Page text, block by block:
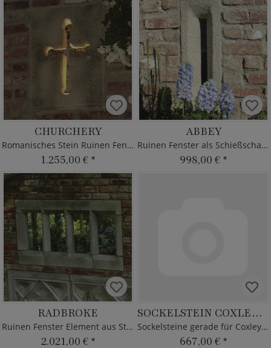
CHURCHERY
Romanisches Stein Ruinen Fenster
1.255,00 € *
ABBEY
Ruinen Fenster als Schießscharte
998,00 € *
RADBROKE
Ruinen Fenster Element aus Stein
2.021,00 € *
SOCKELSTEIN COXLEY CASTLE
Sockelsteine gerade für Coxley Castle
667,00 € *